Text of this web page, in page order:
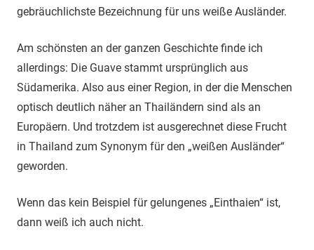
gebräuchlichste Bezeichnung für uns weiße Ausländer.
Am schönsten an der ganzen Geschichte finde ich
allerdings: Die Guave stammt ursprünglich aus
Südamerika. Also aus einer Region, in der die Menschen
optisch deutlich näher an Thailändern sind als an
Europäern. Und trotzdem ist ausgerechnet diese Frucht
in Thailand zum Synonym für den „weißen Ausländer“
geworden.
Wenn das kein Beispiel für gelungenes „Einthaien“ ist,
dann weiß ich auch nicht.